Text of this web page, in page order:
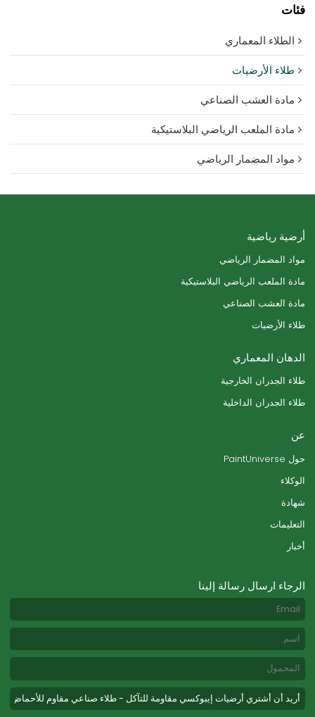
فئات
الطلاء المعماري
طلاء الأرضيات
مادة العشب الصناعي
مادة الملعب الرياضي البلاستيكية
مواد المضمار الرياضي
أرضية رياضية
مواد المضمار الرياضي
مادة الملعب الرياضي البلاستيكية
مادة العشب الصناعي
طلاء الأرضيات
الدهان المعماري
طلاء الجدران الخارجية
طلاء الجدران الداخلية
عن
حول PaintUniverse
الوكلاء
شهادة
التعليمات
أخبار
الرجاء ارسال رسالة إلينا